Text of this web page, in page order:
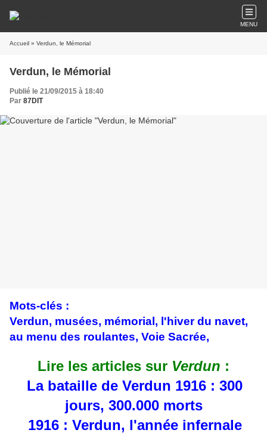
MENU
Accueil » Verdun, le Mémorial
Verdun, le Mémorial
Publié le 21/09/2015 à 18:40
Par 87DIT
Mots-clés :
Verdun, musées, mémorial, l'hiver du navet,
au menu des roulantes, Voie Sacrée,
Lire les articles sur Verdun :
La bataille de Verdun 1916 : 300
jours, 300.000 morts
1916 : Verdun, l'année infernale